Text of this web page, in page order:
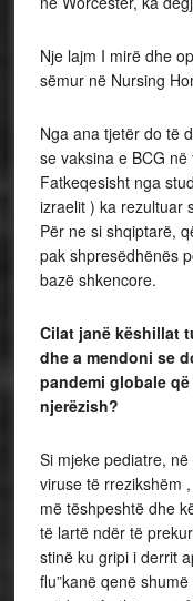
Nje lajm I mirë dhe
sëmur në Nursing
Nga ana tjetër do të
se vaksina e BCG
Fatkeqesisht nga
izraelit ) ka rezultuar
Për ne si shqiptarë,
pak shpresëdhënës
bazë shkencore.
Cilat janë këshillat
dhe a mendoni se
pandemi globale
njerëzish?
Si mjeke pediatre,
viruse të rrezikshëm
më tëshpeshtë dhe
të lartë ndër të
stinë ku gripi i derrit
flu”kanë qenë